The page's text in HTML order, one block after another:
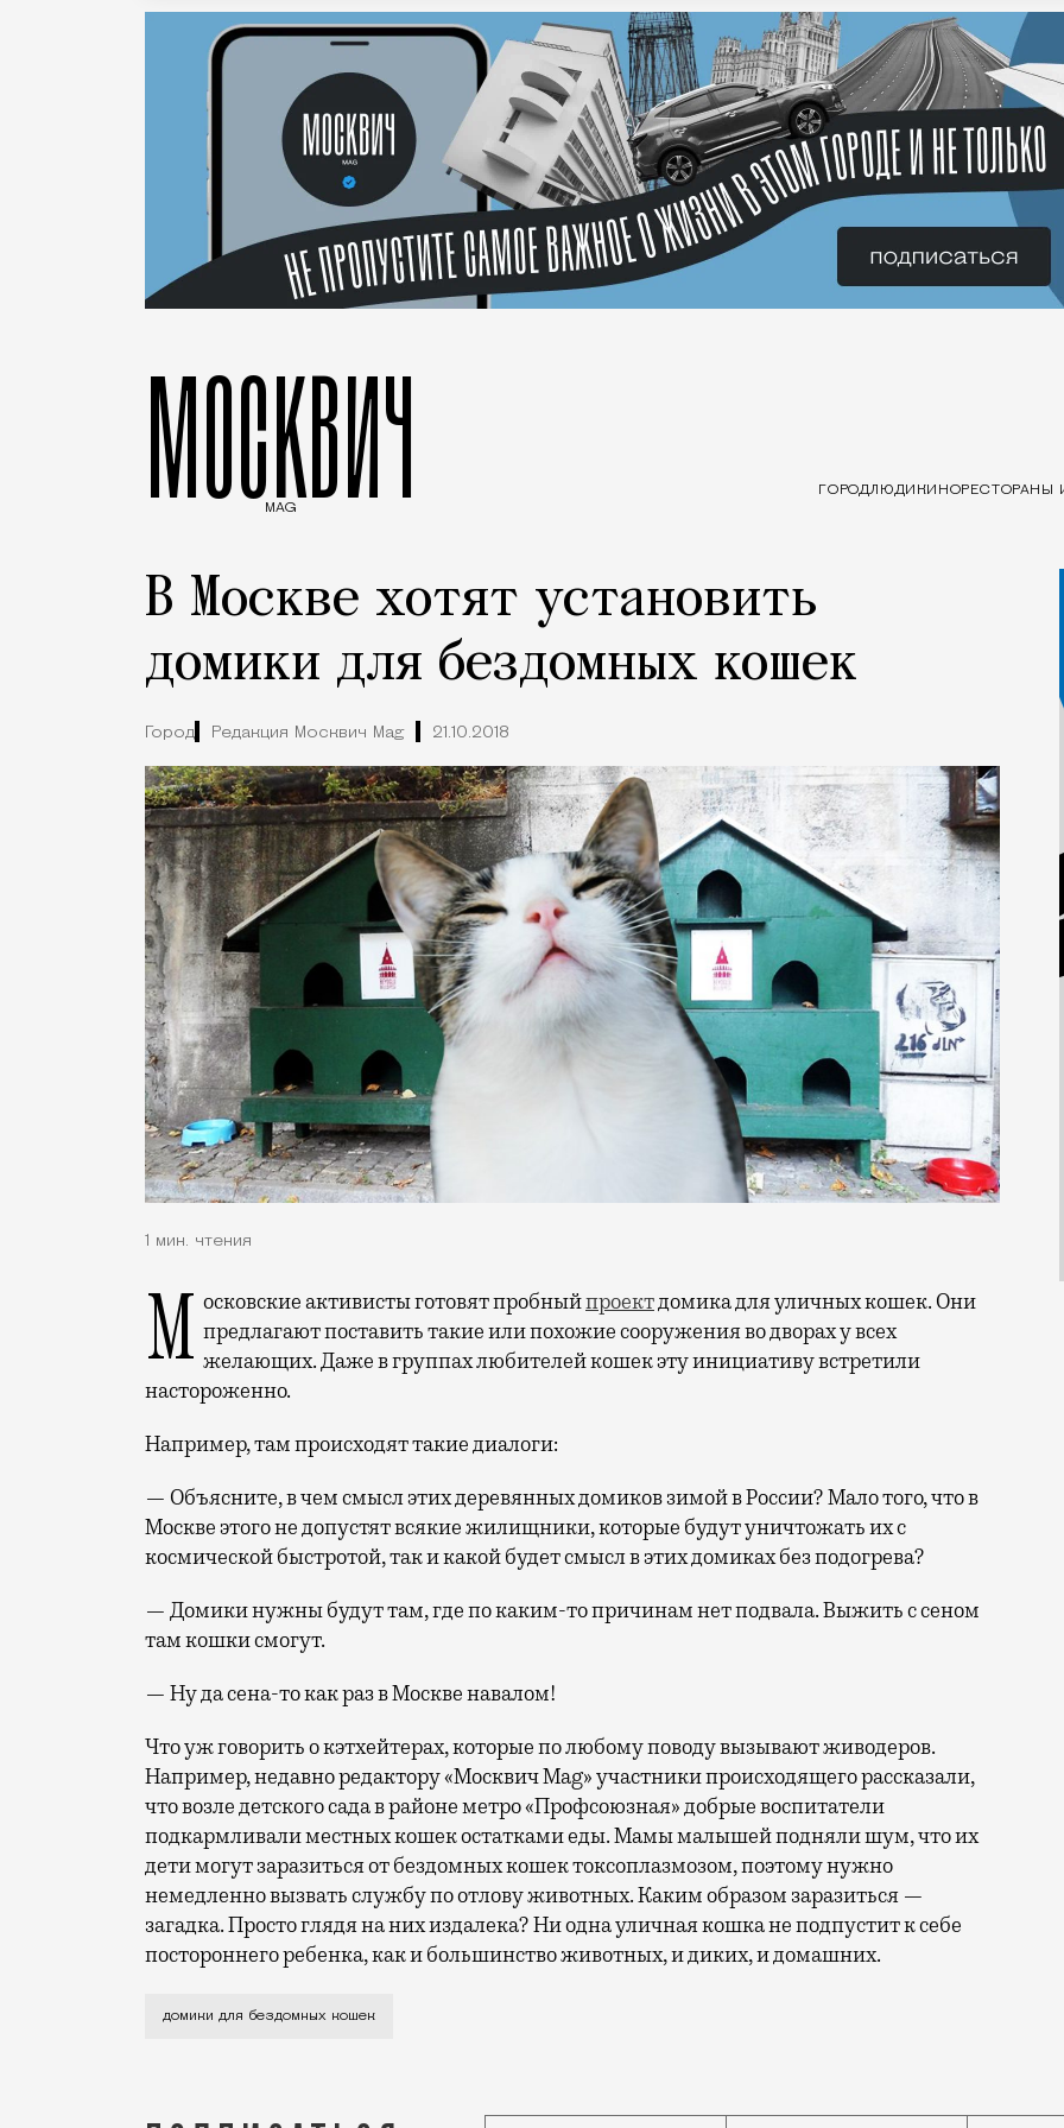
МОСКВИЧ
MAG
ГОРОДЛЮДИ КИНОРЕСТОРАНЫ
В Москве хотят установить
домики для бездомных кошек
Город Редакция Москвич Mag 21.10.2018
1 мин. чтения
Московские активисты готовят пробныйпроектдомика для уличных кошек. Они
предлагают поставить такие или похожие сооружения во дворах у всех
желающих. Даже в группах любителей кошек эту инициативу встретили
настороженно.
Например, там происходят такие диалоги:
— Объясните, в чем смысл этих деревянных домиков зимой в России? Мало того, что в
Москве этого не допустят всякие жилищники, которые будут уничтожать их с
космической быстротой, так и какой будет смысл в этих домиках без подогрева?
— Домики нужны будут там, где по каким-то причинам нет подвала. Выжить с сеном
там кошки смогут.
— Ну да сена-то как раз в Москве навалом!
Что уж говорить о кэтхейтерах, которые по любому поводу вызывают живодеров.
Например, недавно редактору «Москвич Mag» участники происходящего рассказали,
что возле детского сада в районе метро «Профсоюзная» добрые воспитатели
подкармливали местных кошек остатками еды. Мамы малышей подняли шум, что их
дети могут заразиться от бездомных кошек токсоплазмозом, поэтому нужно
немедленно вызвать службу по отлову животных. Каким образом заразиться —
загадка. Просто глядя на них издалека? Ни одна уличная кошка не подпустит к себе
постороннего ребенка, как и большинство животных, и диких, и домашних.
Московские активисты готовят пробный проект домика для уличных кошек. Они
домики для бездомных кошек